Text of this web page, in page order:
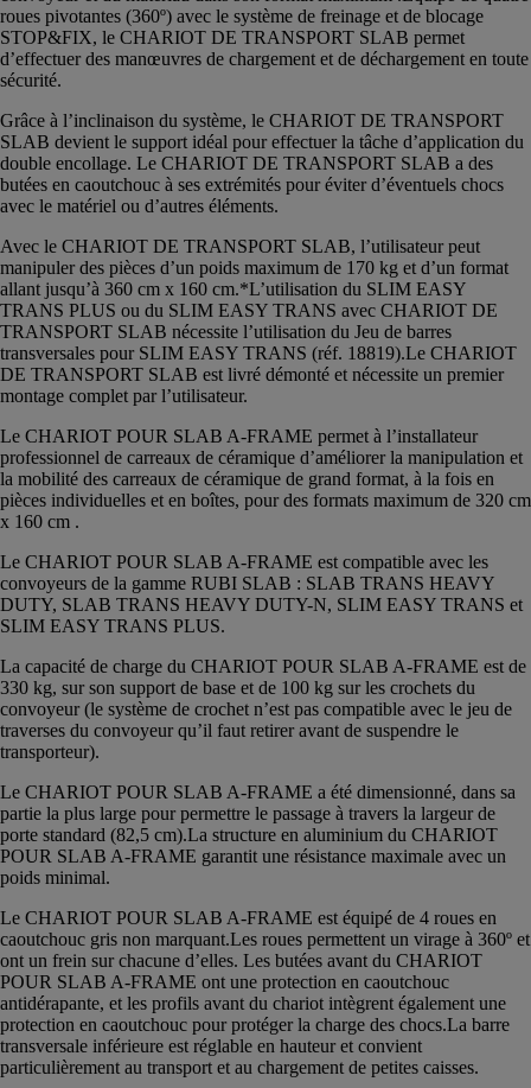
roues pivotantes (360º) avec le système de freinage et de blocage
STOP&FIX, le CHARIOT DE TRANSPORT SLAB permet
d’effectuer des manœuvres de chargement et de déchargement en toute
sécurité.
Grâce à l’inclinaison du système, le CHARIOT DE TRANSPORT
SLAB devient le support idéal pour effectuer la tâche d’application du
double encollage. Le CHARIOT DE TRANSPORT SLAB a des
butées en caoutchouc à ses extrémités pour éviter d’éventuels chocs
avec le matériel ou d’autres éléments.
Avec le CHARIOT DE TRANSPORT SLAB, l’utilisateur peut
manipuler des pièces d’un poids maximum de 170 kg et d’un format
allant jusqu’à 360 cm x 160 cm.*L’utilisation du SLIM EASY
TRANS PLUS ou du SLIM EASY TRANS avec CHARIOT DE
TRANSPORT SLAB nécessite l’utilisation du Jeu de barres
transversales pour SLIM EASY TRANS (réf. 18819).Le CHARIOT
DE TRANSPORT SLAB est livré démonté et nécessite un premier
montage complet par l’utilisateur.
Le CHARIOT POUR SLAB A-FRAME permet à l’installateur
professionnel de carreaux de céramique d’améliorer la manipulation et
la mobilité des carreaux de céramique de grand format, à la fois en
pièces individuelles et en boîtes, pour des formats maximum de 320 cm
x 160 cm .
Le CHARIOT POUR SLAB A-FRAME est compatible avec les
convoyeurs de la gamme RUBI SLAB : SLAB TRANS HEAVY
DUTY, SLAB TRANS HEAVY DUTY-N, SLIM EASY TRANS et
SLIM EASY TRANS PLUS.
La capacité de charge du CHARIOT POUR SLAB A-FRAME est de
330 kg, sur son support de base et de 100 kg sur les crochets du
convoyeur (le système de crochet n’est pas compatible avec le jeu de
traverses du convoyeur qu’il faut retirer avant de suspendre le
transporteur).
Le CHARIOT POUR SLAB A-FRAME a été dimensionné, dans sa
partie la plus large pour permettre le passage à travers la largeur de
porte standard (82,5 cm).La structure en aluminium du CHARIOT
POUR SLAB A-FRAME garantit une résistance maximale avec un
poids minimal.
Le CHARIOT POUR SLAB A-FRAME est équipé de 4 roues en
caoutchouc gris non marquant.Les roues permettent un virage à 360º et
ont un frein sur chacune d’elles. Les butées avant du CHARIOT
POUR SLAB A-FRAME ont une protection en caoutchouc
antidérapante, et les profils avant du chariot intègrent également une
protection en caoutchouc pour protéger la charge des chocs.La barre
transversale inférieure est réglable en hauteur et convient
particulièrement au transport et au chargement de petites caisses.